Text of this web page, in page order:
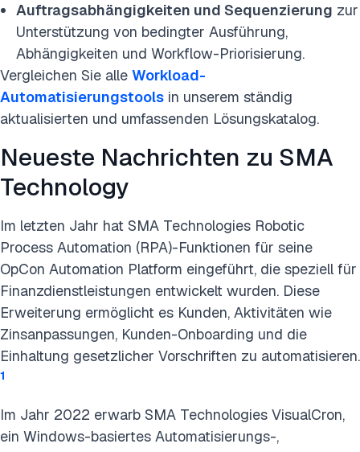
Auftragsabhängigkeiten und Sequenzierung zur
Unterstützung von bedingter Ausführung,
Abhängigkeiten und Workflow-Priorisierung.
Vergleichen Sie alle Workload-
Automatisierungstools in unserem ständig
aktualisierten und umfassenden Lösungskatalog.
Neueste Nachrichten zu SMA
Technology
Im letzten Jahr hat SMA Technologies Robotic
Process Automation (RPA)-Funktionen für seine
OpCon Automation Platform eingeführt, die speziell für
Finanzdienstleistungen entwickelt wurden. Diese
Erweiterung ermöglicht es Kunden, Aktivitäten wie
Zinsanpassungen, Kunden-Onboarding und die
Einhaltung gesetzlicher Vorschriften zu automatisieren.
1
Im Jahr 2022 erwarb SMA Technologies VisualCron,
ein Windows-basiertes Automatisierungs-,